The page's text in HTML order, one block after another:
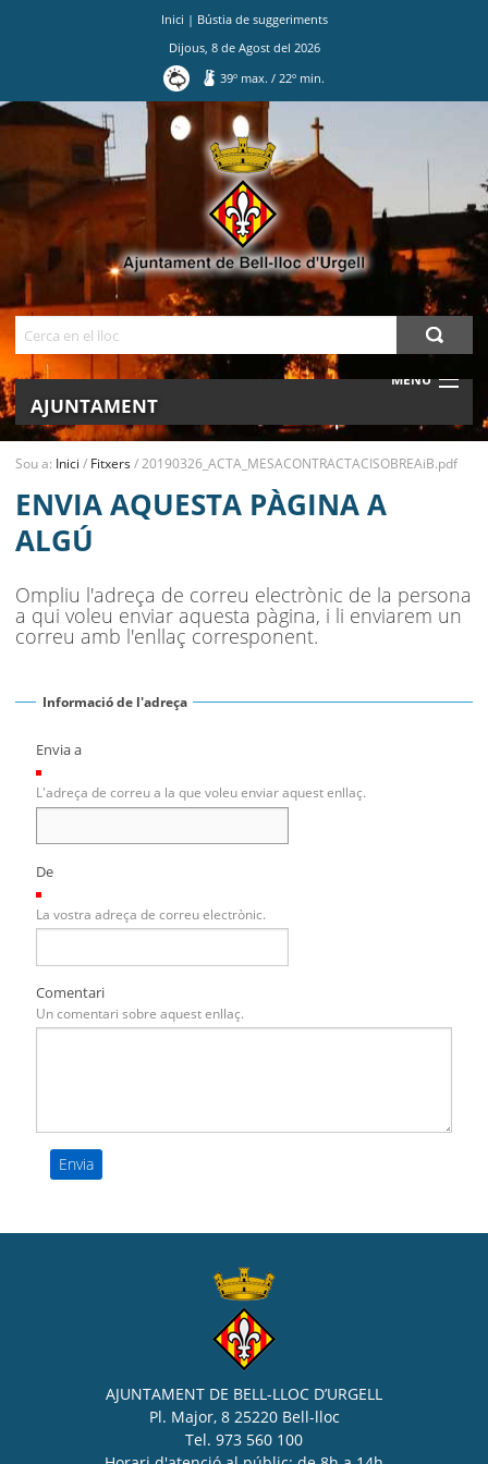
Inici | Bústia de suggeriments
Dijous, 8de Agostdel 2026
39º max./ 22º min.
MENU
AJUNTAMENT
SEU ELECTRÒNICA
BELL-LLOC SOLUCIONA
Sou a: Inici / Fitxers/20190326_ACTA_MESACONTRACTACISOBREAiB.pdf
ENVIA AQUESTA PÀGINA A
ALGÚ
Ompliu l'adreça de correu electrònic de la persona
a qui voleu enviar aquesta pàgina, i li enviarem un
correu amb l'enllaç corresponent.
Informació de l'adreça
Envia a
L'adreça de correu a la que voleu enviar aquest enllaç.
De
La vostra adreça de correu electrònic.
Comentari
Un comentari sobre aquest enllaç.
AJUNTAMENT DE BELL-LLOC D’URGELL
Pl. Major, 8 25220 Bell-lloc
Tel. 973 560 100